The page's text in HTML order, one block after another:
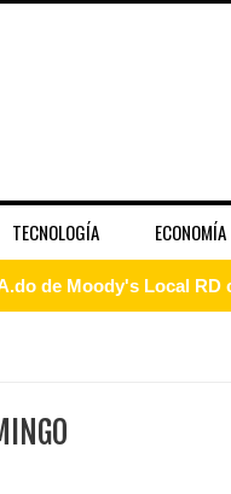
TECNOLOGÍA ECONOMÍA
el “Canto a la
residencias artísticas